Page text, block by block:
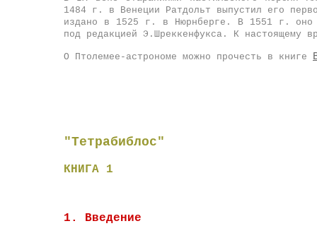
1484 г. в Венеции Ратдольт выпустил его
издано в 1525 г. в Нюрнберге. В 1551 г. оно
под редакцией Э.Шреккенфукса. К настоящему
О Птолемее-астрономе можно прочесть в книге
"Тетрабиблос"
КНИГА 1
1. Введение